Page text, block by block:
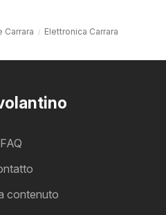
Carrara Elettronica Carrara
FAQ
contenuto